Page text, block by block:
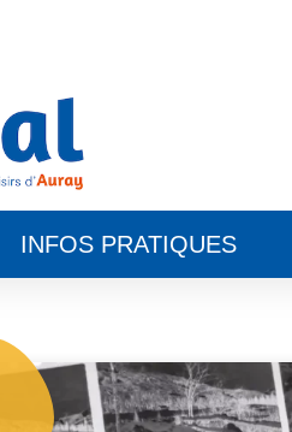
INFOS PRATIQUES